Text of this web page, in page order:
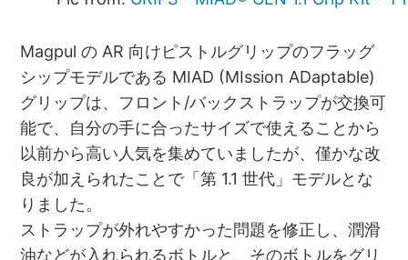
Magpul の AR 向けピストルグリップのフラッグ
シップモデルである MIAD (MIssion ADaptable)
グリップは、フロント/バックストラップが交換可
能で、自分の手に合ったサイズで使えることから
以前から高い人気を集めていましたが、僅かな改
良が加えられたことで「第 1.1 世代」モデルとな
りました。
ストラップが外れやすかった問題を修正し、潤滑
油などが入れられるボトルと、そのボトルをグリ